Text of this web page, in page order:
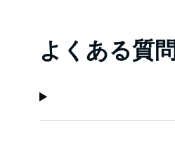
よくある質問